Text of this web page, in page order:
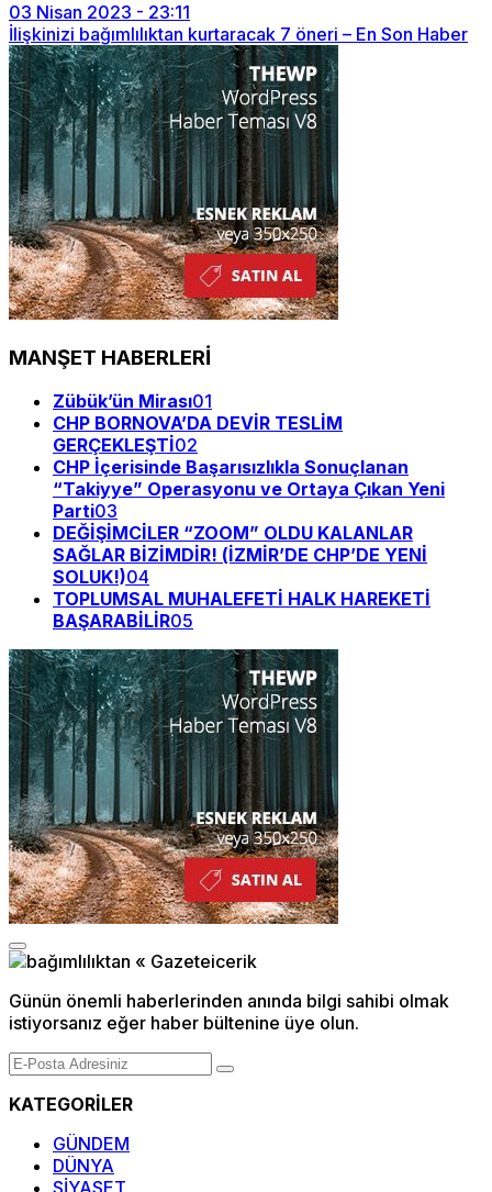
03 Nisan 2023 - 23:11
İlişkinizi bağımlılıktan kurtaracak 7 öneri – En Son Haber
MANŞET HABERLERİ
Zübük’ün Mirası01
CHP BORNOVA’DA DEVİR TESLİM
GERÇEKLEŞTİ02
CHP İçerisinde Başarısızlıkla Sonuçlanan
“Takiyye” Operasyonu ve Ortaya Çıkan Yeni
Parti03
DEĞİŞİMCİLER “ZOOM” OLDU KALANLAR
SAĞLAR BİZİMDİR! (İZMİR’DE CHP’DE YENİ
SOLUK!)04
TOPLUMSAL MUHALEFETİ HALK HAREKETİ
BAŞARABİLİR05
Günün önemli haberlerinden anında bilgi sahibi olmak
istiyorsanız eğer haber bültenine üye olun.
KATEGORİLER
GÜNDEM
DÜNYA